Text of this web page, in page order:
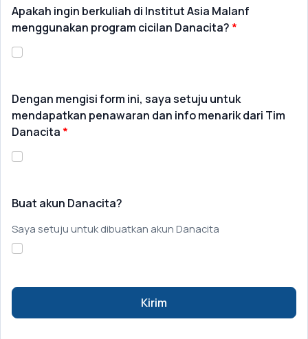
Apakah ingin berkuliah di Institut Asia Malanf
menggunakan program cicilan Danacita?
Dengan mengisi form ini, saya setuju untuk
mendapatkan penawaran dan info menarik dari Tim
Danacita
Buat akun Danacita?
Saya setuju untuk dibuatkan akun Danacita